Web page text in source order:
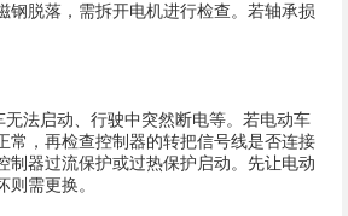
钢脱落，需拆开电机进行检查。若轴承损
法启动、行驶中突然断电等。若电动车
常，再检查控制器的转把信号线是否连接
制器过流保护或过热保护启动。先让电动
需更换。